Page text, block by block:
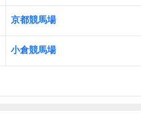
京都競馬場
小倉競馬場